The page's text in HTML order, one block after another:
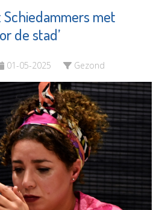
met
de stad’
01-05-2025 Gezond